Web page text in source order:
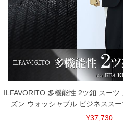
ILFAVORITO 多機能性 2ツ釦 スー
ズン ウォッシャブル ビジネスス
¥37,730